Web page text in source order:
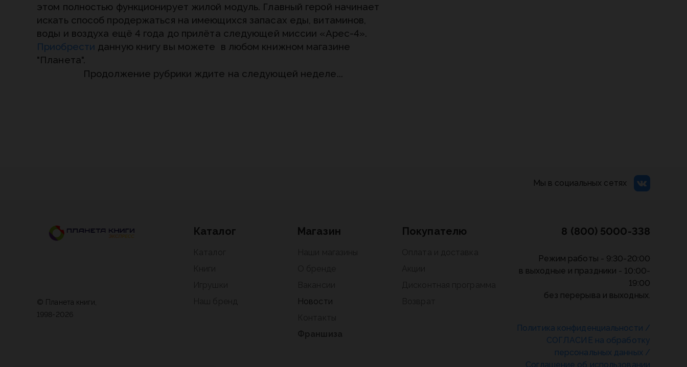
этом полностью функционирует жилой модуль. Главный герой начинает
искать способ продержаться на имеющихся запасах еды, витаминов,
воды и воздуха ещё 4 года до прилёта следующей миссии «Арес-4».
Приобрести данную книгу вы можете в любом книжном магазине
"Планета".
Продолжение рубрики ждите на следующей неделе...
Мы в социальных сетях
© Планета книги,
1998-2026
Каталог Магазин
Новости
Покупателю 8 (800) 5000-338
Режим работы - 9:30-20:00
в выходные и праздники - 10:00-
19:00
без перерыва и выходных.
Политика конфиденциальности /
СОГЛАСИЕ на обработку
персональных данных /
Соглашение об использовании